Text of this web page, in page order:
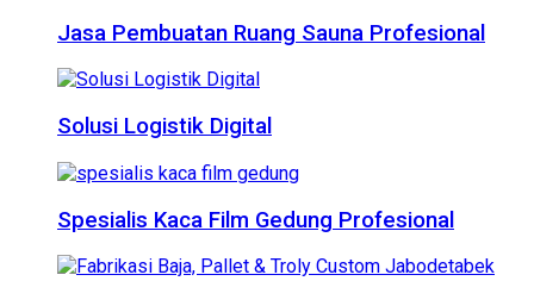
Jasa Pembuatan Ruang Sauna Profesional
Solusi Logistik Digital
Spesialis Kaca Film Gedung Profesional